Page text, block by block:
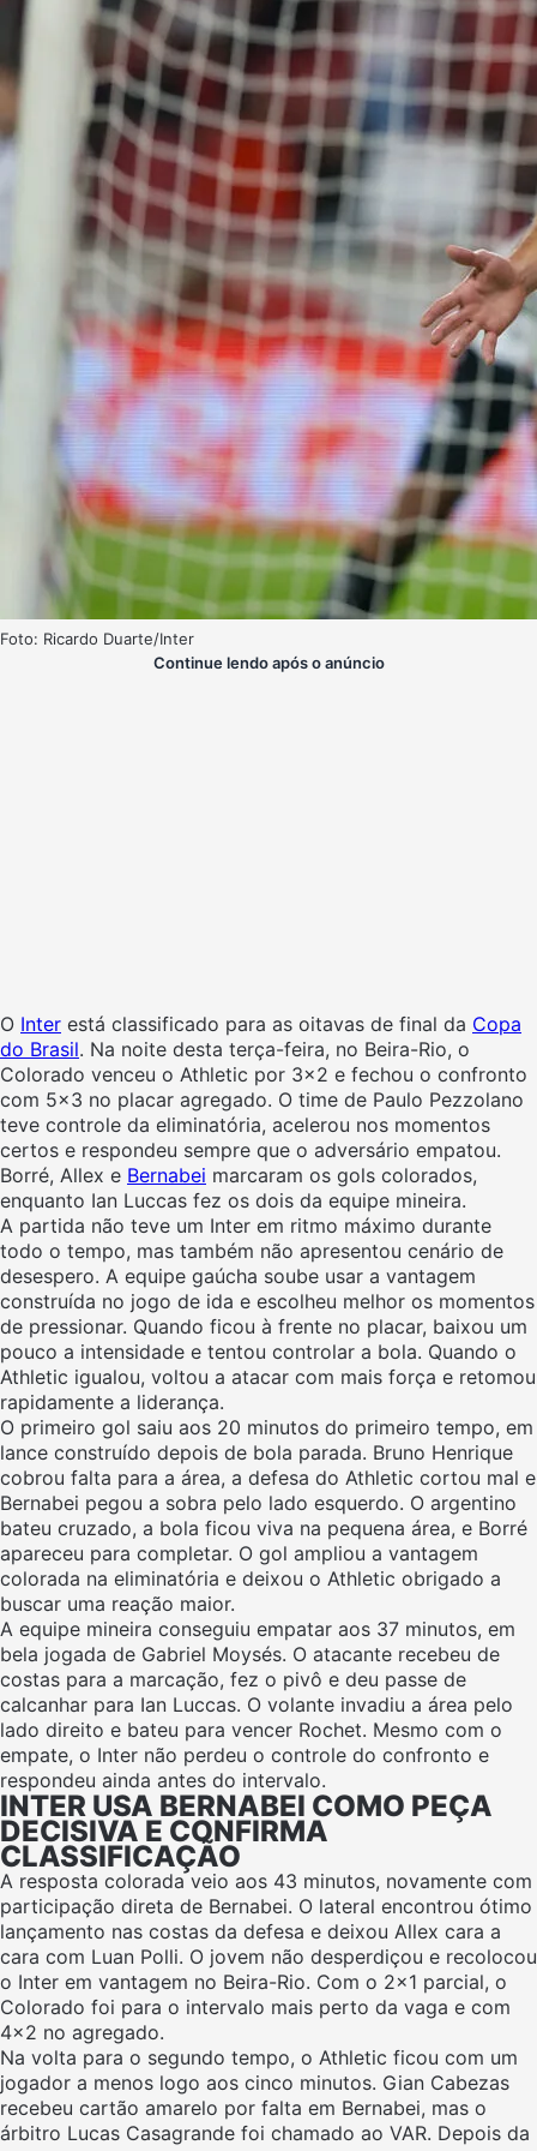
Foto: Ricardo Duarte/Inter
Continue lendo após o anúncio
O Inter está classificado para as oitavas de final da Copa
do Brasil. Na noite desta terça-feira, no Beira-Rio, o
Colorado venceu o Athletic por 3×2 e fechou o confronto
com 5×3 no placar agregado. O time de Paulo Pezzolano
teve controle da eliminatória, acelerou nos momentos
certos e respondeu sempre que o adversário empatou.
Borré, Allex e Bernabei marcaram os gols colorados,
enquanto Ian Luccas fez os dois da equipe mineira.
A partida não teve um Inter em ritmo máximo durante
todo o tempo, mas também não apresentou cenário de
desespero. A equipe gaúcha soube usar a vantagem
construída no jogo de ida e escolheu melhor os momentos
de pressionar. Quando ficou à frente no placar, baixou um
pouco a intensidade e tentou controlar a bola. Quando o
Athletic igualou, voltou a atacar com mais força e retomou
rapidamente a liderança.
O primeiro gol saiu aos 20 minutos do primeiro tempo, em
lance construído depois de bola parada. Bruno Henrique
cobrou falta para a área, a defesa do Athletic cortou mal e
Bernabei pegou a sobra pelo lado esquerdo. O argentino
bateu cruzado, a bola ficou viva na pequena área, e Borré
apareceu para completar. O gol ampliou a vantagem
colorada na eliminatória e deixou o Athletic obrigado a
buscar uma reação maior.
A equipe mineira conseguiu empatar aos 37 minutos, em
bela jogada de Gabriel Moysés. O atacante recebeu de
costas para a marcação, fez o pivô e deu passe de
calcanhar para Ian Luccas. O volante invadiu a área pelo
lado direito e bateu para vencer Rochet. Mesmo com o
empate, o Inter não perdeu o controle do confronto e
respondeu ainda antes do intervalo.
INTER USA BERNABEI COMO PEÇA
DECISIVA E CONFIRMA
CLASSIFICAÇÃO
A resposta colorada veio aos 43 minutos, novamente com
participação direta de Bernabei. O lateral encontrou ótimo
lançamento nas costas da defesa e deixou Allex cara a
cara com Luan Polli. O jovem não desperdiçou e recolocou
o Inter em vantagem no Beira-Rio. Com o 2×1 parcial, o
Colorado foi para o intervalo mais perto da vaga e com
4×2 no agregado.
Na volta para o segundo tempo, o Athletic ficou com um
jogador a menos logo aos cinco minutos. Gian Cabezas
recebeu cartão amarelo por falta em Bernabei, mas o
árbitro Lucas Casagrande foi chamado ao VAR. Depois da